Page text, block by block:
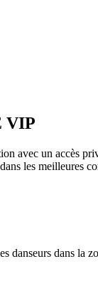
VIP
avec un accès
les meilleures
danseurs dans la